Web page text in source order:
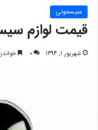
سیسمونی
قیمت لوازم
شهریور 1, 1394 0 خواندن این